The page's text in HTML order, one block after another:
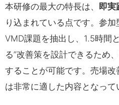
本研修の最大の特長は、 即実
り込まれている点です。参
VMD課題を抽出し、1.5時間
る”改善策を設計できるため
することが可能です。売場
は非常に適した内容となって